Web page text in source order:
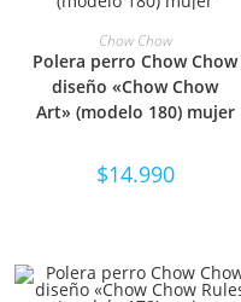
SELECCIONAR
Chow Chow
Polera perro Chow Chow
diseño «Chow Chow
Art» (modelo 180) mujer
$14.990